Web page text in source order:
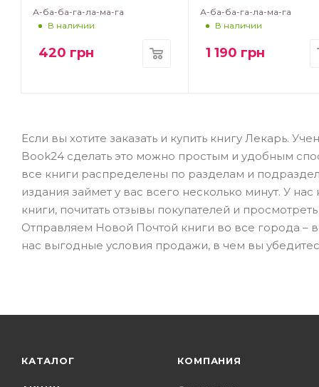
А-ба-ба-га-ла-ма-га
В наличии
420 грн
А-ба-ба-га-ла-ма-га
В наличии
1 190 грн
Если вы хотите заказать и купить книгу Лекарь.
Book24 сделать это можно простым и удобным
все книги распределены по разделам и
издания займет у вас всего несколько минут. У
книги, почитать отзывы покупателей и
Отправляем Новой Почтой книги во все города –
нас выгодные условия продажи, в чем вы
КАТАЛОГ КОМПАНИЯ